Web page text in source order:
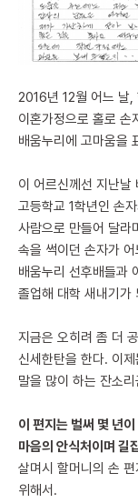
2016년 12월 어느 날,
이혼가정으로 홀로 손
배움누리에 고마움을
이 어르신께선 지난날
고등학교 1학년인 손
사람으로 만들어 달라
속을 썩이던 손자가
배움누리 선후배들과
졸업해 대학 새내기가
지금은 오히려 좀 더
신세한탄을 한다. 이
말을 많이 하는 잔소
이 편지는 벌써 몇 년
마음의 안식처이며 길
살며시 할머니의 손
위해서.